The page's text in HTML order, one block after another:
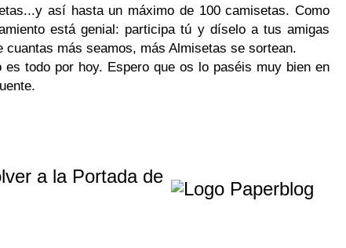
así hasta un máximo de 100 camisetas. Como
está genial: participa tú y díselo a tus amigas
cuantas más seamos, más Almisetas se sortean.
es todo por hoy. Espero que os lo paséis muy bien en
a la Portada de